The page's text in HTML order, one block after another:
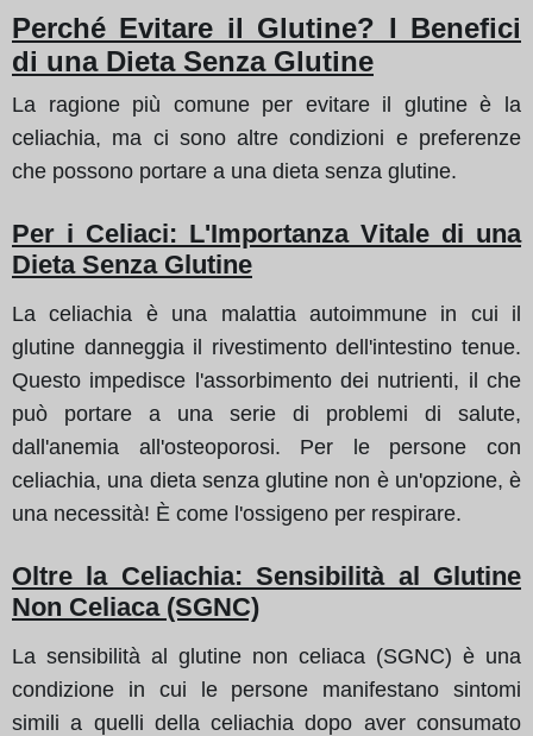
Perché Evitare il Glutine? I Benefici
di una Dieta Senza Glutine
La ragione più comune per evitare il glutine è la
celiachia, ma ci sono altre condizioni e preferenze
che possono portare a una dieta senza glutine.
Per i Celiaci: L'Importanza Vitale di una
Dieta Senza Glutine
La celiachia è una malattia autoimmune in cui il
glutine danneggia il rivestimento dell'intestino tenue.
Questo impedisce l'assorbimento dei nutrienti, il che
può portare a una serie di problemi di salute,
dall'anemia all'osteoporosi. Per le persone con
celiachia, una dieta senza glutine non è un'opzione, è
una necessità! È come l'ossigeno per respirare.
Oltre la Celiachia: Sensibilità al Glutine
Non Celiaca (SGNC)
La sensibilità al glutine non celiaca (SGNC) è una
condizione in cui le persone manifestano sintomi
simili a quelli della celiachia dopo aver consumato